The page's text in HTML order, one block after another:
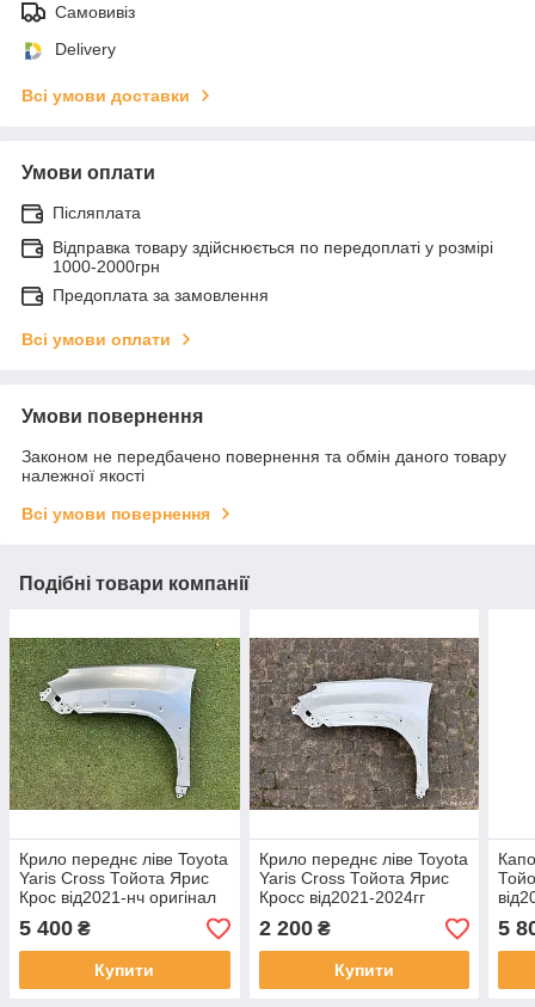
Самовивіз
Delivery
Всі умови доставки
Умови оплати
Післяплата
Відправка товару здійснюється по передоплаті у розмірі
1000-2000грн
Предоплата за замовлення
Всі умови оплати
Умови повернення
Законом не передбачено повернення та обмін даного товару
належної якості
Всі умови повернення
Подібні товари компанії
Крило переднє ліве Toyota
Yaris Cross Тойота Ярис
Крос від2021-нч оригінал
б/у
5 400 ₴
Купити
Крило переднє ліве Toyota
Yaris Cross Тойота Ярис
Кросс від2021-2024гг
оригінал б/у
2 200₴
Купити
5